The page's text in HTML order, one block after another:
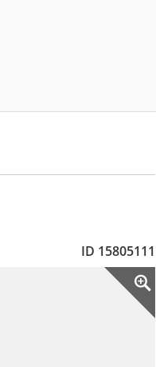
ID 15805111